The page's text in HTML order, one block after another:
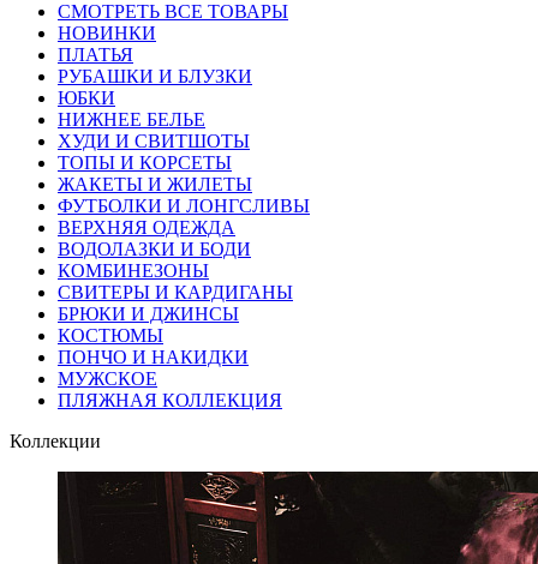
СМОТРЕТЬ ВСЕ ТОВАРЫ
НОВИНКИ
ПЛАТЬЯ
РУБАШКИ И БЛУЗКИ
ЮБКИ
НИЖНЕЕ БЕЛЬЕ
ХУДИ И СВИТШОТЫ
ТОПЫ И КОРСЕТЫ
ЖАКЕТЫ И ЖИЛЕТЫ
ФУТБОЛКИ И ЛОНГСЛИВЫ
ВЕРХНЯЯ ОДЕЖДА
ВОДОЛАЗКИ И БОДИ
КОМБИНЕЗОНЫ
СВИТЕРЫ И КАРДИГАНЫ
БРЮКИ И ДЖИНСЫ
КОСТЮМЫ
ПОНЧО И НАКИДКИ
МУЖСКОЕ
ПЛЯЖНАЯ КОЛЛЕКЦИЯ
Коллекции